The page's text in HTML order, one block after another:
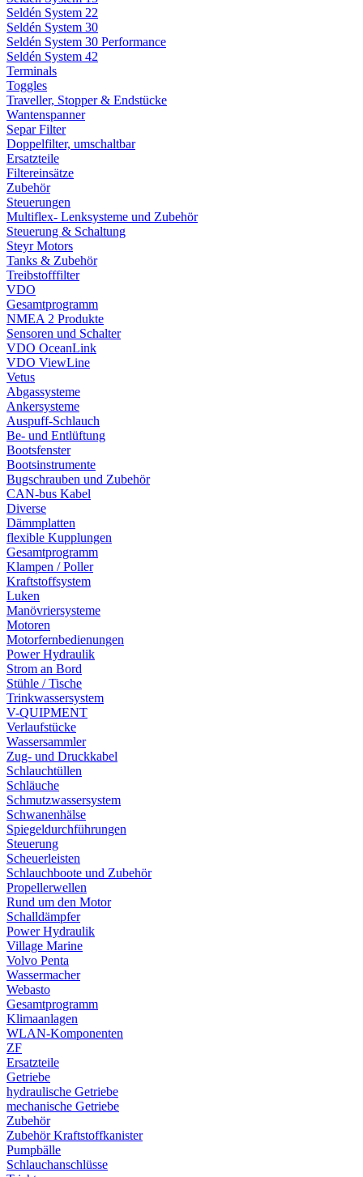
Seldén System 22
Seldén System 30
Seldén System 30 Performance
Seldén System 42
Terminals
Toggles
Traveller, Stopper & Endstücke
Wantenspanner
Separ Filter
Doppelfilter, umschaltbar
Ersatzteile
Filtereinsätze
Zubehör
Steuerungen
Multiflex- Lenksysteme und Zubehör
Steuerung & Schaltung
Steyr Motors
Tanks & Zubehör
Treibstofffilter
VDO
Gesamtprogramm
NMEA 2 Produkte
Sensoren und Schalter
VDO OceanLink
VDO ViewLine
Vetus
Abgassysteme
Ankersysteme
Auspuff-Schlauch
Be- und Entlüftung
Bootsfenster
Bootsinstrumente
Bugschrauben und Zubehör
CAN-bus Kabel
Diverse
Dämmplatten
flexible Kupplungen
Gesamtprogramm
Klampen / Poller
Kraftstoffsystem
Luken
Manövriersysteme
Motoren
Motorfernbedienungen
Power Hydraulik
Strom an Bord
Stühle / Tische
Trinkwassersystem
V-QUIPMENT
Verlaufstücke
Wassersammler
Zug- und Druckkabel
Schlauchtüllen
Schläuche
Schmutzwassersystem
Schwanenhälse
Spiegeldurchführungen
Steuerung
Scheuerleisten
Schlauchboote und Zubehör
Propellerwellen
Rund um den Motor
Schalldämpfer
Power Hydraulik
Village Marine
Volvo Penta
Wassermacher
Webasto
Gesamtprogramm
Klimaanlagen
WLAN-Komponenten
ZF
Ersatzteile
Getriebe
hydraulische Getriebe
mechanische Getriebe
Zubehör
Zubehör Kraftstoffkanister
Pumpbälle
Schlauchanschlüsse